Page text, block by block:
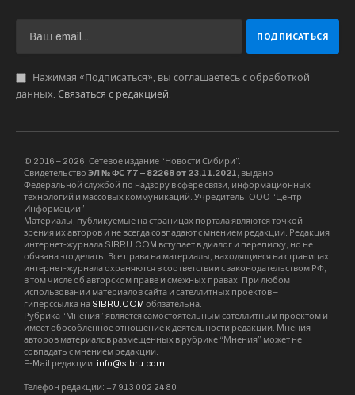
Нажимая «Подписаться», вы соглашаетесь с обработкой
данных. Связаться с редакцией.
© 2016 – 2026, Сетевое издание “Новости Сибири”.
Свидетельство ЭЛ № ФС 77 – 82268 от 23.11.2021, выдано
Федеральной службой по надзору в сфере связи, информационных
технологий и массовых коммуникаций. Учредитель: ООО “Центр
Информации”
Материалы, публикуемые на страницах портала являются точкой
зрения их авторов и не всегда совпадают с мнением редакции. Редакция
интернет-журнала SIBRU.COM вступает в диалог и переписку, но не
обязана это делать. Все права на материалы, находящиеся на страницах
интернет-журнала охраняются в соответствии с законодательством РФ,
в том числе об авторском праве и смежных правах. При любом
использовании материалов сайта и сателлитных проектов –
гиперссылка на SIBRU.COM обязательна.
Рубрика “Мнения” является самостоятельным сателлитным проектом и
имеет обособленное отношение к деятельности редакции. Мнения
авторов материалов размещенных в рубрике “Мнения” может не
совпадать с мнением редакции.
E-Mail редакции: info@sibru.com
Телефон редакции: +7 913 002 24 80